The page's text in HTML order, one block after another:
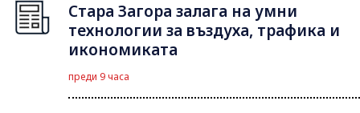
Стара Загора залага на умни
технологии за въздуха, трафика и
икономиката
преди 9 часа